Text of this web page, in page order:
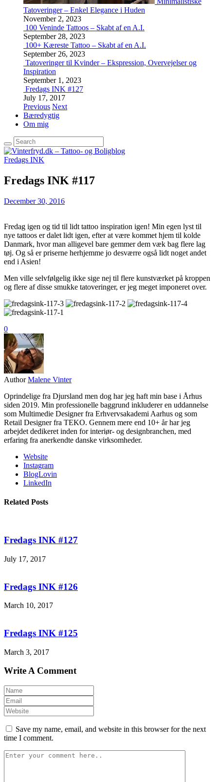
Tatoveringer – Enkel Elegance i Huden
November 2, 2023
100 Veninde Tattoos – Skabt af en A.I.
September 28, 2023
100+ Kæreste Tattoo – Skabt af en A.I.
September 26, 2023
Tatoveringer til Kvinder – Ekspression, Overvejelser og
Inspiration
September 1, 2023
Fredags INK #127
July 17, 2017
Previous Next
Bæredygtig
Om mig
Fredags INK
Fredags INK #117
December 30, 2016
Fredag igen og tid til lidt tattoo inspiration igen! Min egen lyst til
nye tattoos er dalet lidt igen, efter at være kommet hjem til kolde
Danmark, hvor man alligevel bare gemmer dem væk bag flere lag
tøj. Og så er priserne herhjemme jo desværre også lidt noget andet
end i Asien!
Men ville selvfølgelig ikke sige nej til flere kunstværket på kroppen
og flere af disse smukke tatoveringer, er jeg meget imponeret over.
0
Author Malene Vinter
Oprindelige fra Djursland men dog har jeg haft min base i Århus
siden 2019. Min professionelle baggrund inkluderer en uddannelse
som Multimedie Designer fra Erhvervsakademi Aarhus og som
Retail Designer fra TEKO. Gennem mere end 10+ år har jeg
arbejdet dedikeret inden for interiør- og designbranchen, med
erfaring fra anerkendte danske virksomheder.
Website
Instagram
BlogLovin
LinkedIn
Related Posts
Fredags INK #127
July 17, 2017
Fredags INK #126
March 10, 2017
Fredags INK #125
March 3, 2017
Write A Comment
Save my name, email, and website in this browser for the next
time I comment.